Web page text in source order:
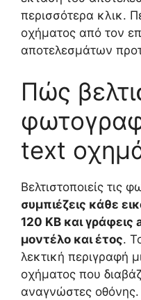
περισσότερα κλικ.
οχήματος από τον
αποτελεσμάτων
Πώς
text
Βελτιστοποιείς τις
συμπιέζεις κάθε
120 KB και
μοντέλο και έτος.
λεκτική περιγραφή
οχήματος που
αναγνώστες οθόνης.